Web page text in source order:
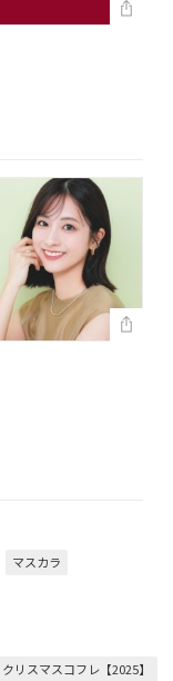
マスカラ
リスマスコフレ【2025】